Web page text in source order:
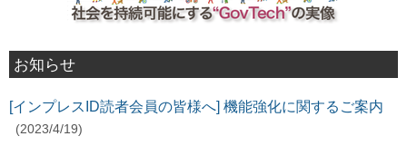
お知らせ
[インプレスID読者会員の皆様へ] 機能強化に関するご案内
(2023/4/19)